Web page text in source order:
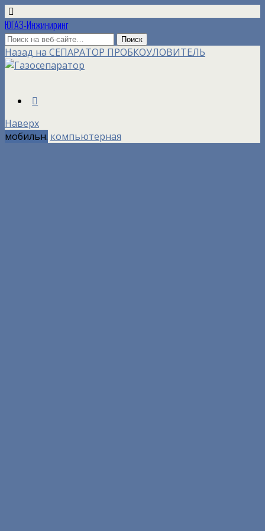
ЮГАЗ-Инжиниринг
Назад на СЕПАРАТОР ПРОБКОУЛОВИТЕЛЬ
Наверх
мобильн. компьютерная